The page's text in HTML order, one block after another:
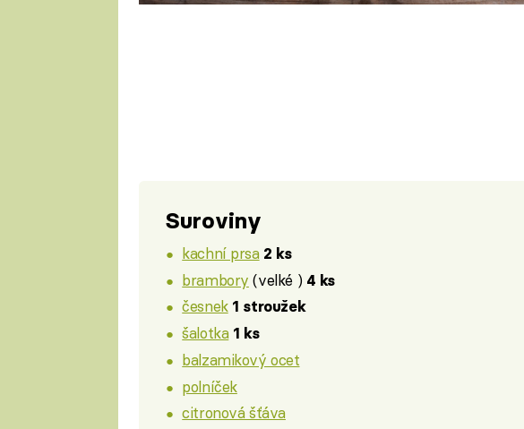
Suroviny
kachní prsa 2 ks
brambory (velké ) 4 ks
česnek 1 stroužek
šalotka 1 ks
balzamikový ocet
polníček
citronová šťáva